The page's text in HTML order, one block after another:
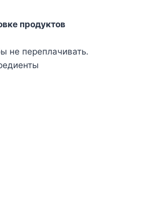
продуктов
не переплачивать.